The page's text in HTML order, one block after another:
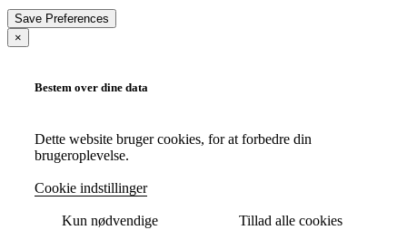
×
Bestem over dine data
Dette website bruger cookies, for at forbedre din
brugeroplevelse.
Cookie indstillinger
Kun nødvendige Tillad alle cookies